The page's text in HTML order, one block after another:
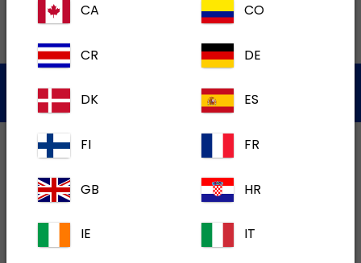
Témoins
CA CO
CR DE
DK ES
FI FR
GB HR
IE IT